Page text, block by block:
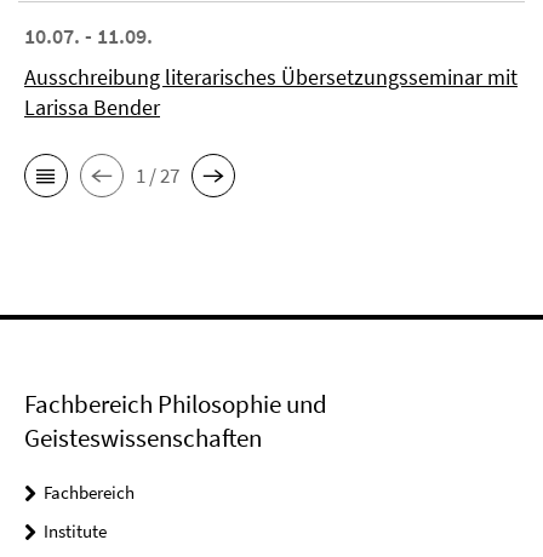
10.07. - 11.09.
Ausschreibung literarisches Übersetzungsseminar mit
Larissa Bender
1 / 27
Fachbereich Philosophie und
Geisteswissenschaften
Fachbereich
Institute